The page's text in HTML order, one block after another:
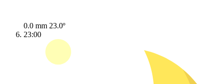
0.0 mm 23.0º
23:00